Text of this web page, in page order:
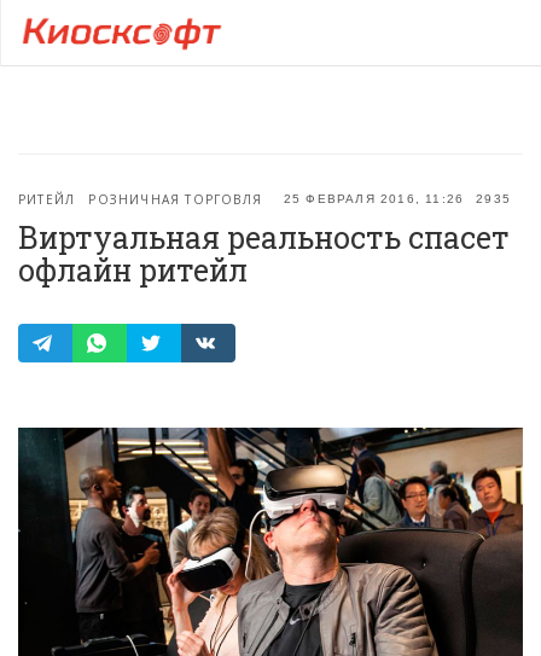
25 ФЕВРАЛЯ 2016, 11:26 2935
РИТЕЙЛ РОЗНИЧНАЯ ТОРГОВЛЯ
Виртуальная реальность спасет
офлайн ритейл